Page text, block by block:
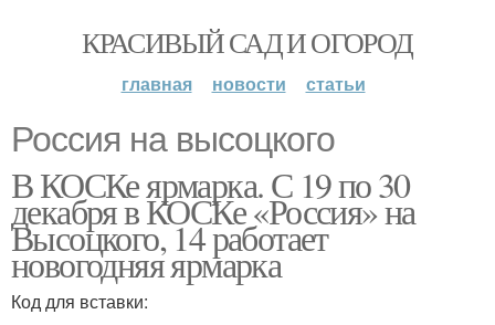
КРАСИВЫЙ САД И ОГОРОД
главная новости статьи
Россия на высоцкого
В КОСКе ярмарка. С 19 по 30
декабря в КОСКе «Россия» на
Высоцкого, 14 работает
новогодняя ярмарка
Код для вставки: